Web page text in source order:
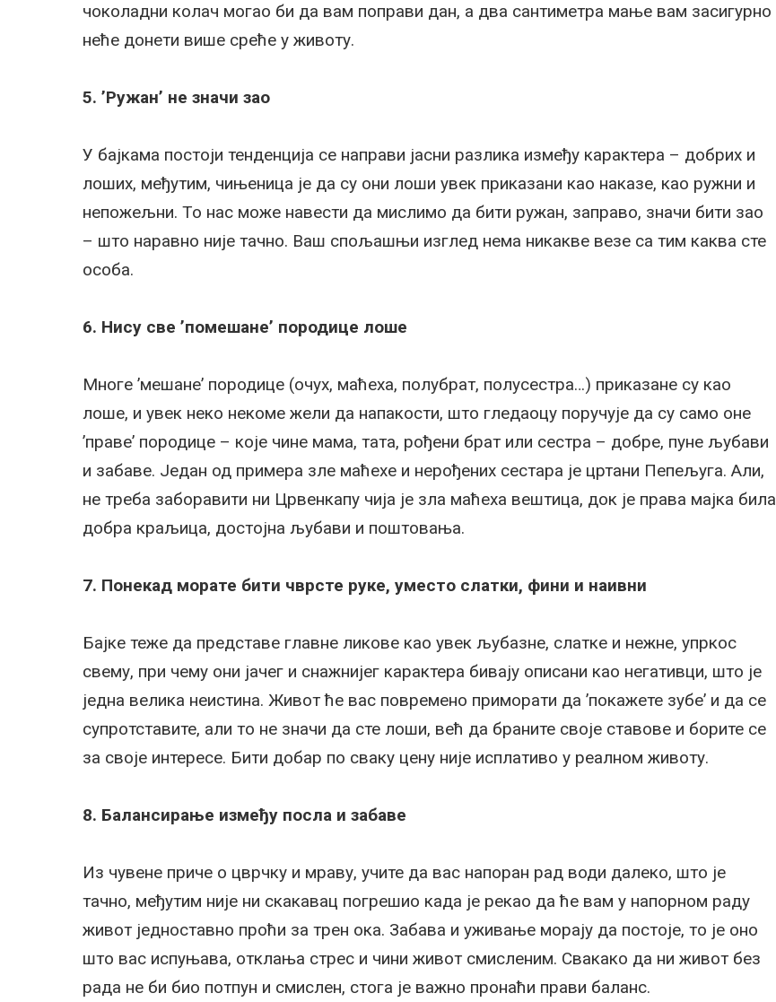
чоколадни колач могао би да вам поправи дан, а два сантиметра мање вам засигурно
неће донети више среће у животу.
5. ’Ружан’ не значи зао
У бајкама постоји тенденција се направи јасни разлика између карактера – добрих и
лоших, међутим, чињеница је да су они лоши увек приказани као наказе, као ружни и
непожељни. То нас може навести да мислимо да бити ружан, заправо, значи бити зао
– што наравно није тачно. Ваш спољашњи изглед нема никакве везе са тим каква сте
особа.
6. Нису све ’помешане’ породице лоше
Многе ’мешане’ породице (очух, маћеха, полубрат, полусестра…) приказане су као
лоше, и увек неко некоме жели да напакости, што гледаоцу поручује да су само оне
’праве’ породице – које чине мама, тата, рођени брат или сестра – добре, пуне љубави
и забаве. Један од примера зле маћехе и нерођених сестара је цртани Пепељуга. Али,
не треба заборавити ни Црвенкапу чија је зла маћеха вештица, док је права мајка била
добра краљица, достојна љубави и поштовања.
7. Понекад морате бити чврсте руке, уместо слатки, фини и наивни
Бајке теже да представе главне ликове као увек љубазне, слатке и нежне, упркос
свему, при чему они јачег и снажнијег карактера бивају описани као негативци, што је
једна велика неистина. Живот ће вас повремено приморати да ’покажете зубе’ и да се
супротставите, али то не значи да сте лоши, већ да браните своје ставове и борите се
за своје интересе. Бити добар по сваку цену није исплативо у реалном животу.
8. Балансирање између посла и забаве
Из чувене приче о цврчку и мраву, учите да вас напоран рад води далеко, што је
тачно, међутим није ни скакавац погрешио када је рекао да ће вам у напорном раду
живот једноставно проћи за трен ока. Забава и уживање морају да постоје, то је оно
што вас испуњава, отклања стрес и чини живот смисленим. Свакако да ни живот без
рада не би био потпун и смислен, стога је важно пронаћи прави баланс.